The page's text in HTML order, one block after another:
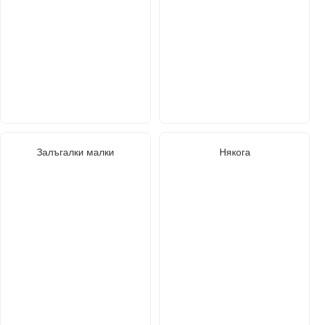
Залъгалки малки Някога